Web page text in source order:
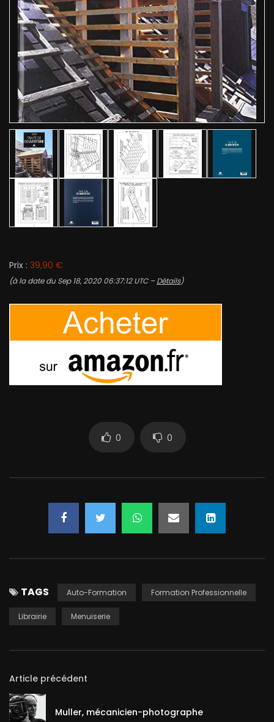
Prix : 39,90 €
(à la date du Sep 18, 2020 06:37:12 UTC –Détails)
0 0
TAGS Auto-Formation Formation Professionnelle
Librairie Menuiserie
Article précédent
Muller, mécanicien-photographe